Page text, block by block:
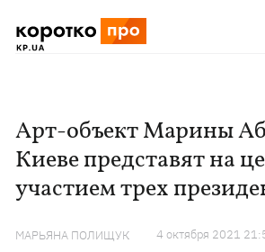
Арт-объект Марины
Киеве представят на
участием трех
МАРЬЯНА ПОЛИЩУК 4 октября 2021